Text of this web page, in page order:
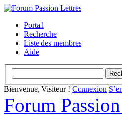
Portail
Recherche
Liste des membres
Aide
Bienvenue, Visiteur ! Connexion
Forum